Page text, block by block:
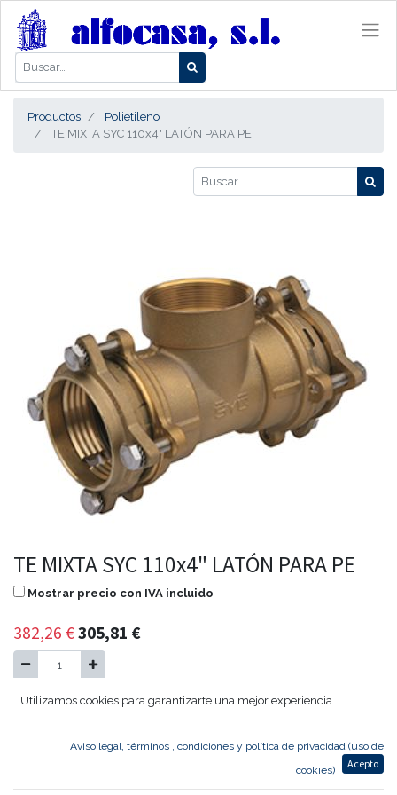
Productos
Polietileno
TE MIXTA SYC 110x4" LATÓN PARA PE
TE MIXTA SYC 110x4" LATÓN PARA PE
Mostrar precio con IVA incluido
382,26€305,81 €
Agregar al carrito
Utilizamos cookies para garantizarte una mejor experiencia.
Aviso legal, términos , condiciones y política de privacidad (uso de
cookies)
Acepto